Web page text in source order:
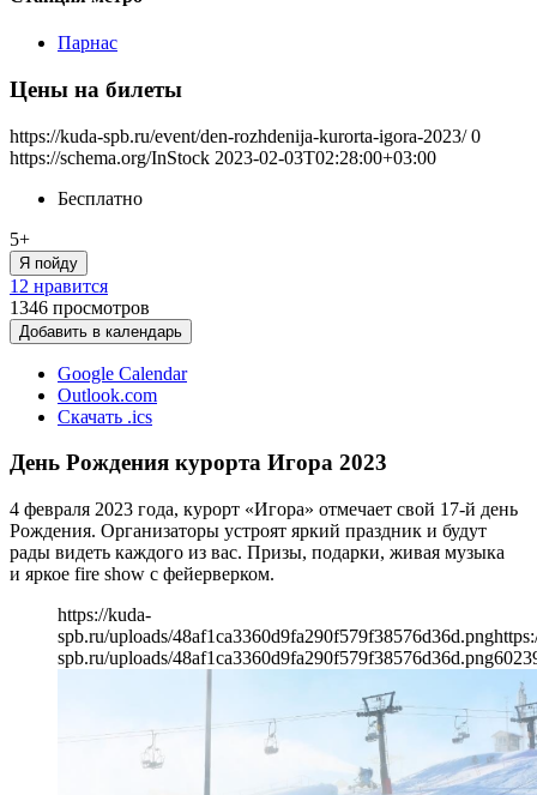
Парнас
Цены на билеты
https://kuda-spb.ru/event/den-rozhdenija-kurorta-igora-2023/ 0
https://schema.org/InStock 2023-02-03T02:28:00+03:00
Бесплатно
5+
Я пойду
12 нравится
1346 просмотров
Добавить в календарь
Google Calendar
Outlook.com
Скачать .ics
День Рождения курорта Игора 2023
4 февраля 2023 года, курорт «Игора» отмечает свой 17-й день
Рождения. Организаторы устроят яркий праздник и будут
рады видеть каждого из вас. Призы, подарки, живая музыка
и яркое fire show с фейерверком.
https://kuda-
spb.ru/uploads/48af1ca3360d9fa290f579f38576d36d.png
spb.ru/uploads/48af1ca3360d9fa290f579f38576d36d.png602